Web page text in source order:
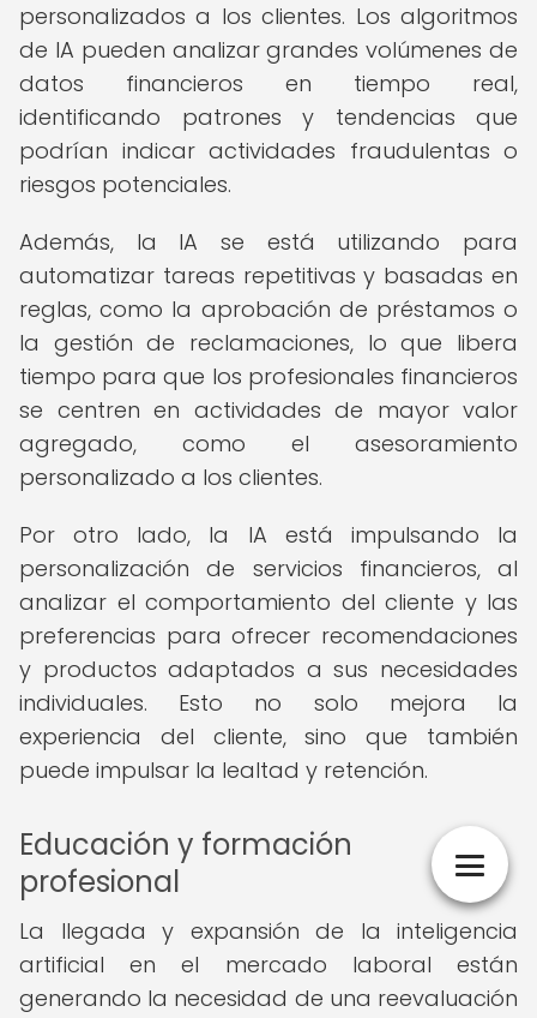
personalizados a los clientes. Los algoritmos
de IA pueden analizar grandes volúmenes de
datos financieros en tiempo real,
identificando patrones y tendencias que
podrían indicar actividades fraudulentas o
riesgos potenciales.
Además, la IA se está utilizando para
automatizar tareas repetitivas y basadas en
reglas, como la aprobación de préstamos o
la gestión de reclamaciones, lo que libera
tiempo para que los profesionales financieros
se centren en actividades de mayor valor
agregado, como el asesoramiento
personalizado a los clientes.
Por otro lado, la IA está impulsando la
personalización de servicios financieros, al
analizar el comportamiento del cliente y las
preferencias para ofrecer recomendaciones
y productos adaptados a sus necesidades
individuales. Esto no solo mejora la
experiencia del cliente, sino que también
puede impulsar la lealtad y retención.
Educación y formación
profesional
La llegada y expansión de la inteligencia
artificial en el mercado laboral están
generando la necesidad de una reevaluación